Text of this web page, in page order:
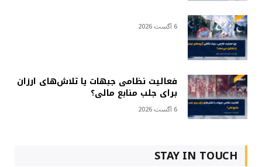
6 آگست 2026
فعالیت نظامی جبهات یا تلاش‌های ارزان
برای جلب منابع مالی؟
6 آگست 2026
STAY IN TOUCH